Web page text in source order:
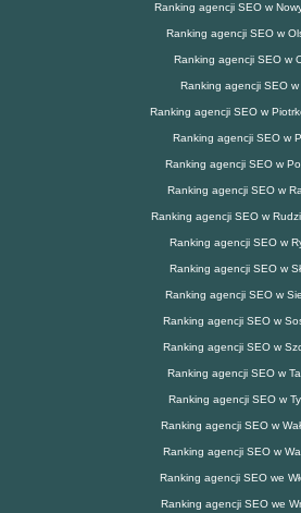
Ranking agencji SEO w
Ranking agencji SEO w
Ranking agencji SEO w
Ranking agencji SEO w
Ranking agencji SEO w
Ranking agencji SEO w
Ranking agencji SEO w
Ranking agencji SEO w
Ranking agencji SEO w
Ranking agencji SEO w
Ranking agencji SEO w
Ranking agencji SEO w
Ranking agencji SEO w
Ranking agencji SEO w
Ranking agencji SEO w
Ranking agencji SEO w
Ranking agencji SEO w
Ranking agencji SEO w
Ranking agencji SEO we
Ranking agencji SEO we